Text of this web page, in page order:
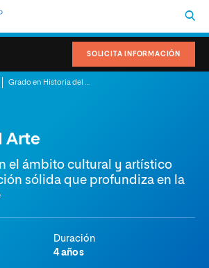
SOLICITA INFORMACIÓN
Arte
el ámbito cultural y artístico
sólida que profundiza en la
Duración
4 años